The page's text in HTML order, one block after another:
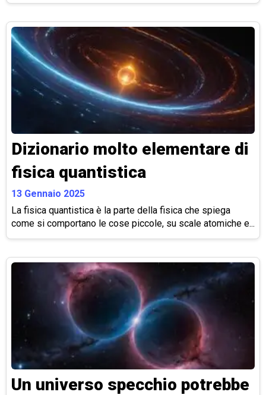
Dizionario molto elementare di
fisica quantistica
13 Gennaio 2025
La fisica quantistica è la parte della fisica che spiega
come si comportano le cose piccole, su scale atomiche e...
Un universo specchio potrebbe